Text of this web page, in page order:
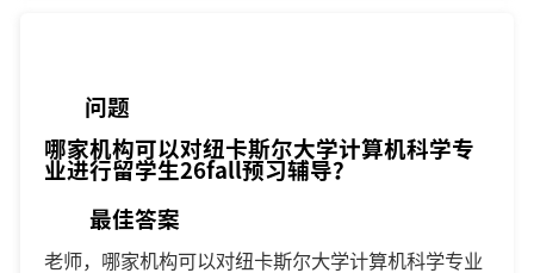
问题
哪家机构可以对纽卡斯尔大学计算机科学专
业进行留学生26fall预习辅导？
最佳答案
老师，哪家机构可以对纽卡斯尔大学计算机科学专业